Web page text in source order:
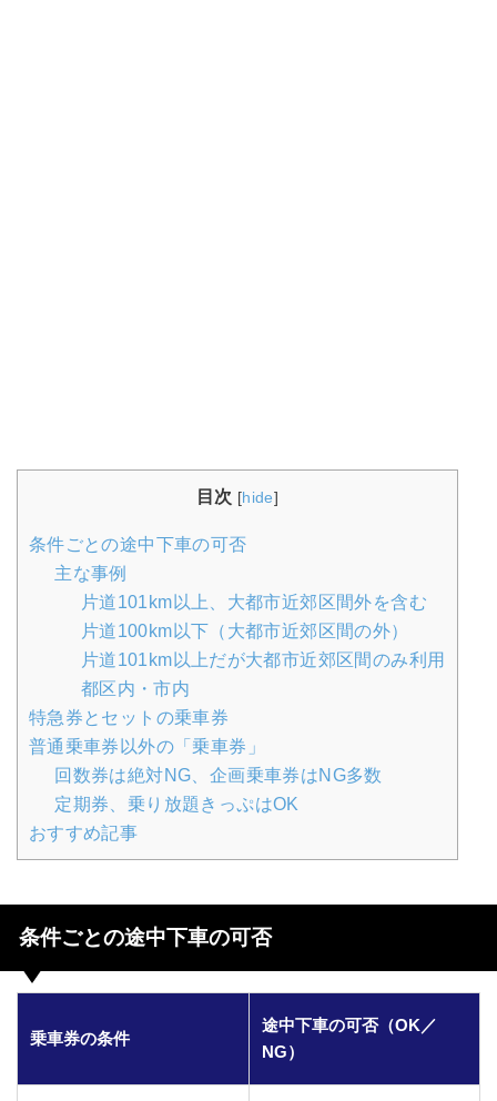
目次 [hide]
条件ごとの途中下車の可否
主な事例
片道101km以上、大都市近郊区間外を含む
片道100km以下（大都市近郊区間の外）
片道101km以上だが大都市近郊区間のみ利用
都区内・市内
特急券とセットの乗車券
普通乗車券以外の「乗車券」
回数券は絶対NG、企画乗車券はNG多数
定期券、乗り放題きっぷはOK
おすすめ記事
条件ごとの途中下車の可否
乗車券の条件
途中下車の可否（OK／
NG）